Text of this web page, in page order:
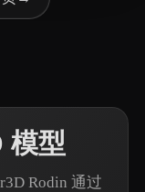
模型
Rodin 通过